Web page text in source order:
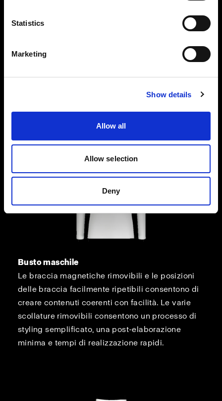
Statistics
Marketing
Show details
Allow all
Allow selection
Deny
bassa, per consentire di fotografare un'ampia
gamma di stili di abbigliamento. Per vestire e
lavorare facilmente jeans, pantaloni o gonne, le
gambe del manichino possono essere appese ai
Busto maschile
Le braccia magnetiche rimovibili e le posizioni
delle braccia facilmente ripetibili consentono di
creare contenuti coerenti con facilità. Le varie
scollature rimovibili consentono un processo di
styling semplificato, una post-elaborazione
minima e tempi di realizzazione rapidi.